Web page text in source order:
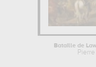
Bataille de